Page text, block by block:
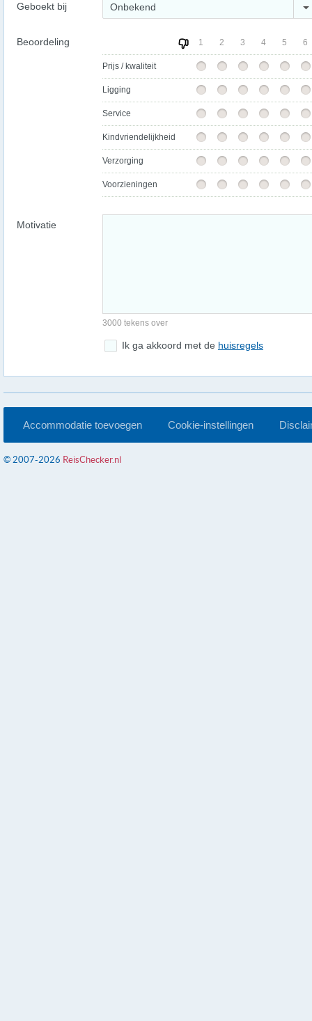
Geboekt bij Onbekend
Beoordeling 1 2 3 4 5 6
Prijs / kwaliteit
Ligging
Service
Kindvriendelijkheid
Verzorging
Voorzieningen
Motivatie
3000 tekens over
Ik ga akkoord met de huisregels
Accommodatie toevoegen Cookie-instellingen
© 2007-2026 ReisChecker.nl